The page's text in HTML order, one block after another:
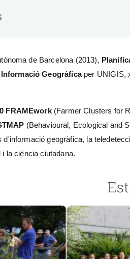
de Barcelona (2013),
Geogràficaper UNIGIS,
FRAMEwork(Farmer Clusters for
(Behavioural, Ecological and
geogràfica, la
la ciència ciutadana.
transversals